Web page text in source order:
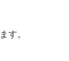
す。